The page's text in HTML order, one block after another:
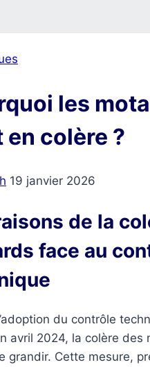
les
en colère ?
19 janvier 2026
de la
face au
du contrôle
avril 2024, la colère des
grandir. Cette mesure,